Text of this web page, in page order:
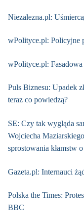
Niezalezna.pl:
wPolityce.pl: Policyjne
wPolityce.pl: Fasadowa
Puls Biznesu: Upadek
teraz co powiedzą?
SE: Czy tak wygląda
Wojciecha Maziarskiego
sprostowania kłamstw
Gazeta.pl: Internauci
Polska the Times:
BBC